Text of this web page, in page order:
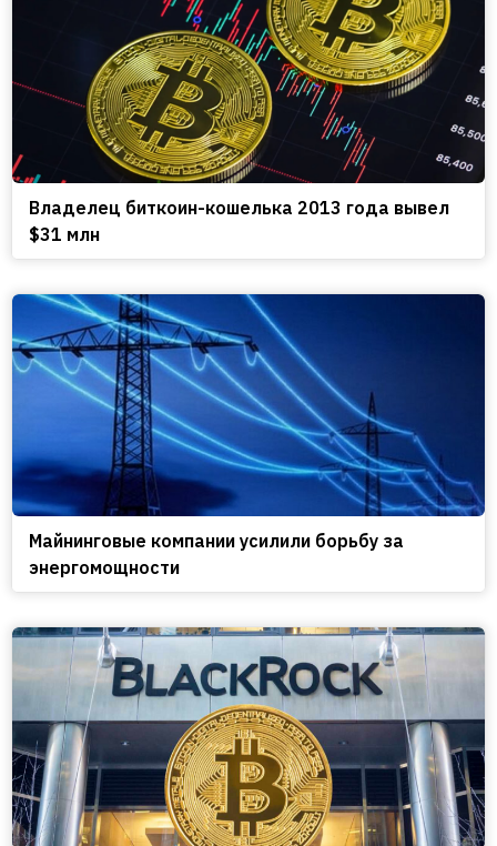
Владелец биткоин-кошелька 2013 года вывел
$31 млн
Майнинговые компании усилили борьбу за
энергомощности